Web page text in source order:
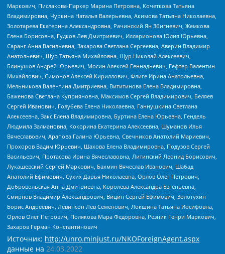
Маркович, Пислакова-Паркер Марина Петровна, Кочеткова Татьяна
Владимировна, Чуркина Наталья Валерьевна, Акимова Татьяна Николаевна,
Золотарева Екатерина Александровна, Рачинский Ян Збигневич, Жемкова
Елена Борисовна, Гудков Лев Дмитриевич, Илларионова Юлия Юрьевна,
Саранг Анна Васильевна, Захарова Светлана Сергеевна, Аверин Владимир
Анатольевич, Щур Татьяна Михайловна, Щур Николай Алексеевич,
Блинушов Андрей Юрьевич, Мосин Алексей Геннадьевич, Гефтер Валентин
Михайлович, Симонов Алексей Кириллович, Флиге Ирина Анатольевна,
Мельникова Валентина Дмитриевна, Вититинова Елена Владимировна,
Баженова Светлана Куприяновна, Максимов Сергей Владимирович, Беляев
Сергей Иванович, Голубева Елена Николаевна, Ганнушкина Светлана
Алексеевна, Закс Елена Владимировна, Буртина Елена Юрьевна, Гендель
Людмила Залмановна, Кокорина Екатерина Алексеевна, Шуманов Илья
Вячеславович, Арапова Галина Юрьевна, Свечников Анатолий Мариевич,
Прохоров Вадим Юрьевич, Шахова Елена Владимировна, Подузов Сергей
Васильевич, Протасова Ирина Вячеславовна, Литинский Леонид Борисович,
Лукашевский Сергей Маркович, Бахмин Вячеслав Иванович, Шабад
Анатолий Ефимович, Сухих Дарья Николаевна, Орлов Олег Петрович,
Добровольская Анна Дмитриевна, Королева Александра Евгеньевна,
Смирнов Владимир Александрович, Вицин Сергей Ефимович, Золотухин
Борис Андреевич, Левинсон Лев Семенович, Локшина Татьяна Иосифовна,
Орлов Олег Петрович, Полякова Мара Федоровна, Резник Генри Маркович,
Захаров Герман Константинович
Источник: http://unro.minjust.ru/NKOForeignAgent.aspx
данные на 24.03.2022